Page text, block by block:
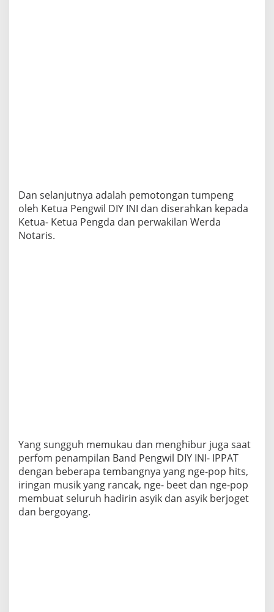
Dan selanjutnya adalah pemotongan tumpeng
oleh Ketua Pengwil DIY INI dan diserahkan kepada
Ketua- Ketua Pengda dan perwakilan Werda
Notaris.
Yang sungguh memukau dan menghibur juga saat
perfom penampilan Band Pengwil DIY INI- IPPAT
dengan beberapa tembangnya yang nge-pop hits,
iringan musik yang rancak, nge- beet dan nge-pop
membuat seluruh hadirin asyik dan asyik berjoget
dan bergoyang.